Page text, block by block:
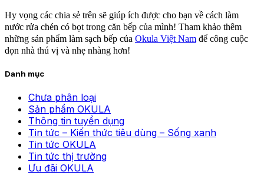
Hy vọng các chia sẻ trên sẽ giúp ích được cho bạn về cách làm
nước rửa chén có bọt trong căn bếp của mình! Tham khảo thêm
những sản phẩm làm sạch bếp của Okula Việt Nam để công cuộc
dọn nhà thú vị và nhẹ nhàng hơn!
Danh mục
Chưa phân loại
Sản phẩm OKULA
Thông tin tuyển dụng
Tin tức – Kiến thức tiêu dùng – Sống xanh
Tin tức OKULA
Tin tức thị trường
Ưu đãi OKULA